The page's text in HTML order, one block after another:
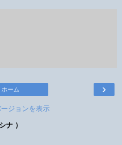
›
ホーム
ジョンを表示
）